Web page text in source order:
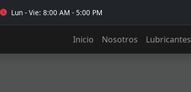
Lun - Vie: 8:00 AM - 5:00 PM
Inicio Nosotros Lubricantes